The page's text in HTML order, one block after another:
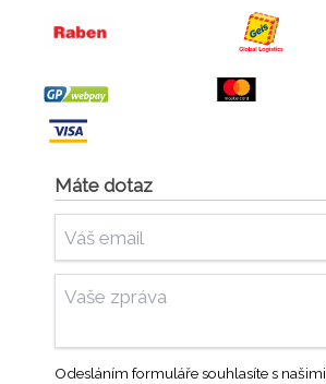
Máte dotaz
Odesláním formuláře souhlasíte s našimi